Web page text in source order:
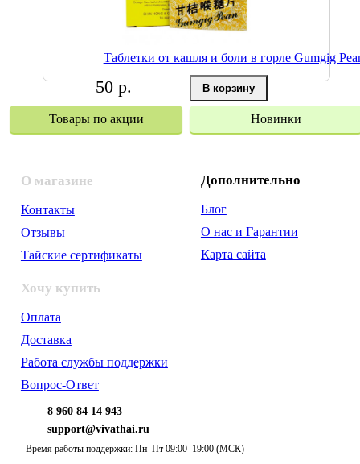
Таблетки от кашля и боли в горле Gumgig
50 р.
Товары по акции Новинки
О магазине
Контакты
Отзывы
Тайские сертификаты
Хочу купить
Оплата
Доставка
Работа службы поддержки
Вопрос-Ответ
Дополнительно
Блог
О нас и Гарантии
Карта сайта
8 960 84 14 943
support@vivathai.ru
Время работы поддержки: Пн–Пт 09:00–19:00 (МСК)